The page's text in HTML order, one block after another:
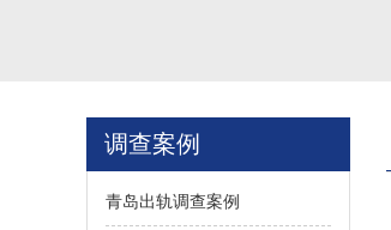
调查案例
青岛出轨调查案例